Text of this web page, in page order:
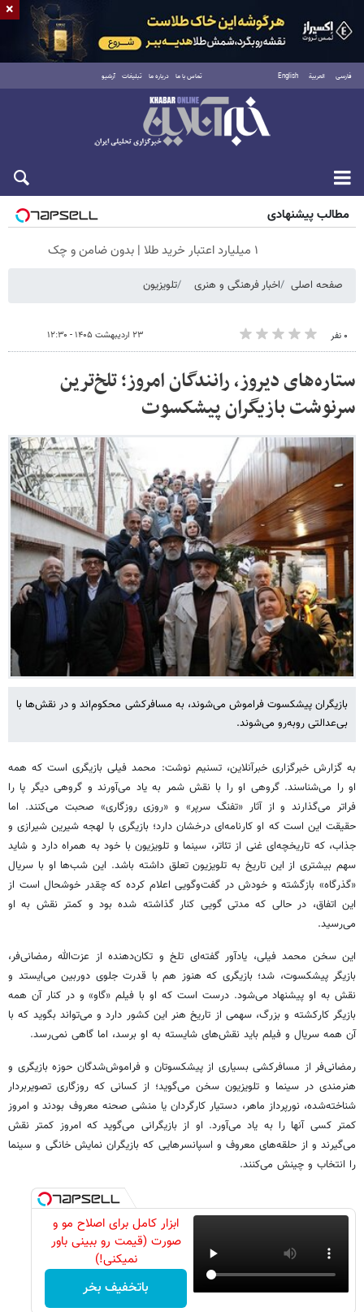
فارسی العربية English تماس با ما درباره ما تبلیغات آرشیو
شنبه ۱۷ مرداد ۱۴۰۵
مطالب پیشنهادی
۱ میلیارد اعتبار خرید طلا | بدون ضامن و چک
صفحه اصلی اخبار فرهنگی و هنری تلویزیون
۰ نفر ۲۳ اردیبهشت ۱۴۰۵ - ۱۲:۳۰
ستاره‌های دیروز، رانندگان امروز؛ تلخ‌ترین
سرنوشت بازیگران پیشکسوت
بازیگران پیشکسوت فراموش می‌شوند، به مسافرکشی محکوم‌اند و در نقش‌ها با
بی‌عدالتی روبه‌رو می‌شوند.
به گزارش خبرگزاری خبرآنلاین، تسنیم نوشت: محمد فیلی بازیگری است که همه
او را می‌شناسند. گروهی او را با نقش شمر به یاد می‌آورند و گروهی دیگر پا را
فراتر می‌گذارند و از آثار «تفنگ سرپر» و «روزی روزگاری» صحبت می‌کنند. اما
حقیقت این است که او کارنامه‌ای درخشان دارد؛ بازیگری با لهجه شیرین شیرازی و
جذاب، که تاریخچه‌ای غنی از تئاتر، سینما و تلویزیون با خود به همراه دارد و شاید
سهم بیشتری از این تاریخ به تلویزیون تعلق داشته باشد. این شب‌ها او با سریال
«گذرگاه» بازگشته و خودش در گفت‌وگویی اعلام کرده که چقدر خوشحال است از
این اتفاق، در حالی که مدتی گویی کنار گذاشته شده بود و کمتر نقش به او
می‌رسید.
این سخن محمد فیلی، یادآور گفته‌ای تلخ و تکان‌دهنده از عزت‌الله رمضانی‌فر،
بازیگر پیشکسوت، شد؛ بازیگری که هنوز هم با قدرت جلوی دوربین می‌ایستد و
نقش به او پیشنهاد می‌شود. درست است که او با فیلم «گاو» و در کنار آن همه
بازیگر کارکشته و بزرگ، سهمی از تاریخ هنر این کشور دارد و می‌تواند بگوید که با
آن همه سریال و فیلم باید نقش‌های شایسته به او برسد، اما گاهی نمی‌رسد.
رمضانی‌فر از مسافرکشی بسیاری از پیشکسوتان و فراموش‌شدگان حوزه بازیگری و
هنرمندی در سینما و تلویزیون سخن می‌گوید؛ از کسانی که روزگاری تصویربردار
شناخته‌شده، نورپرداز ماهر، دستیار کارگردان یا منشی صحنه معروف بودند و امروز
کمتر کسی آنها را به یاد می‌آورد. او از بازیگرانی می‌گوید که امروز کمتر نقش
می‌گیرند و از حلقه‌های معروف و اسپانسرهایی که بازیگران نمایش خانگی و سینما
را انتخاب و چینش می‌کنند.
ابزار کامل برای اصلاح مو و
صورت (قیمت رو ببینی باور
نمیکنی!)
باتخفیف بخر
×